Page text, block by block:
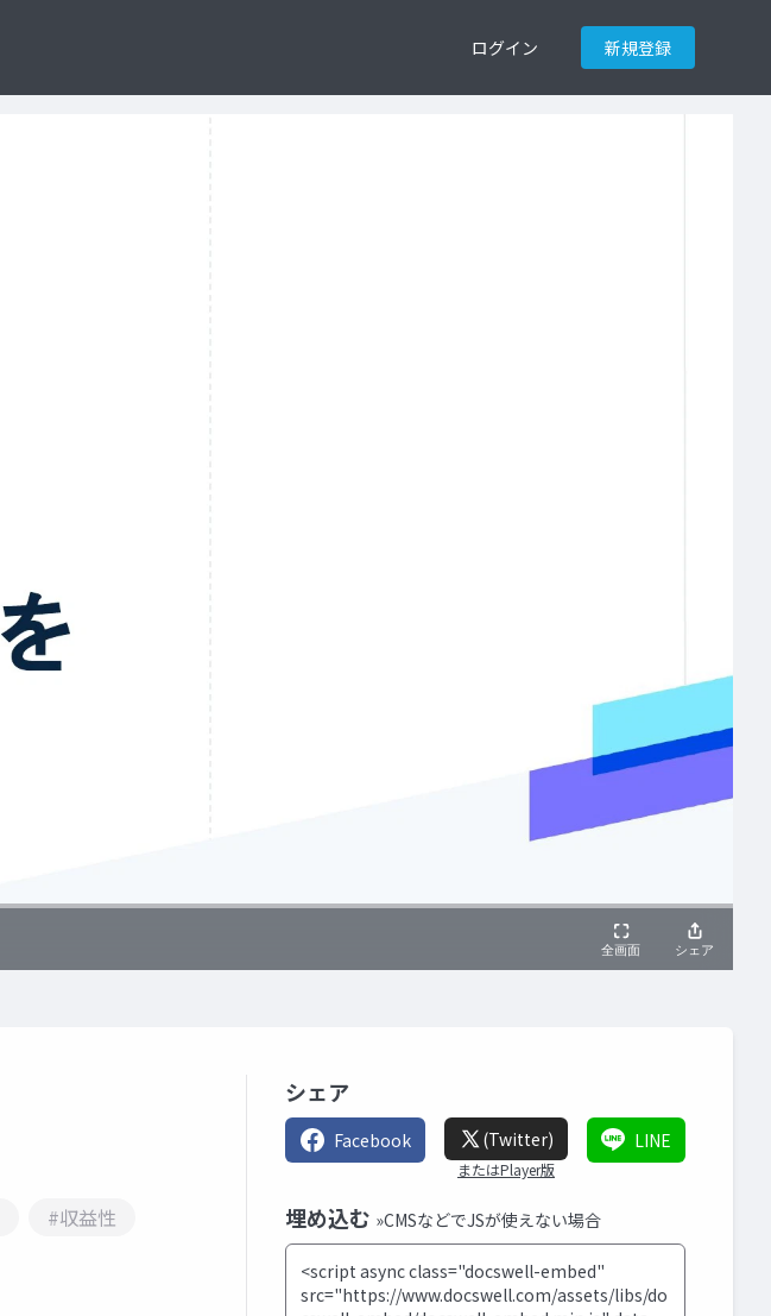
ログイン 新規登録
#収益性
シェア
Facebook (Twitter)
またはPlayer版
LINE
埋め込む »CMSなどでJSが使えない場合